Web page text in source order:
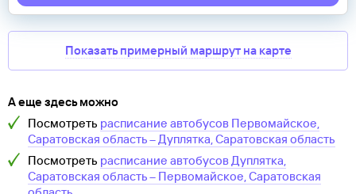
Показать примерный маршрут на карте
А еще здесь можно
Посмотреть расписание автобусов Первомайское,
Саратовская область–Дуплятка, Саратовская область
Посмотреть расписание автобусовДуплятка,
Саратовская область– Первомайское, Саратовская